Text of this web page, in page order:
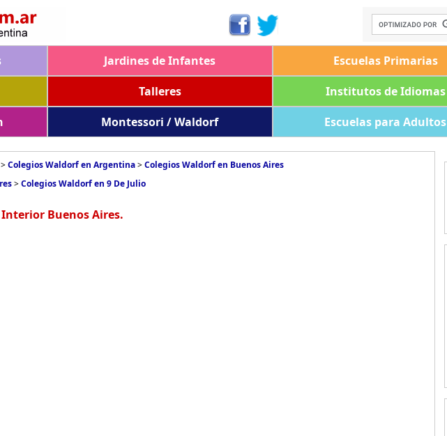
Jardines de Infantes Escuelas Primarias
Talleres Institutos de Idiomas
Montessori / Waldorf Escuelas para Adultos
>Colegios Waldorf en Argentina>Colegios Waldorf en Buenos Aires
>Colegios Waldorf en 9 De Julio
Interior Buenos Aires.